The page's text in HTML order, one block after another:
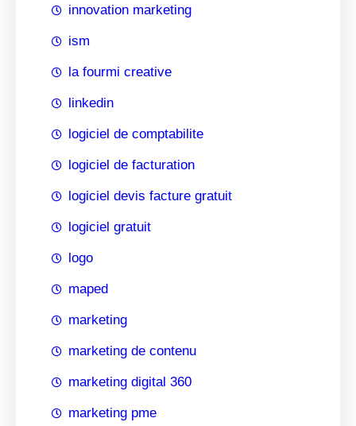
innovation marketing
ism
la fourmi creative
linkedin
logiciel de comptabilite
logiciel de facturation
logiciel devis facture gratuit
logiciel gratuit
logo
maped
marketing
marketing de contenu
marketing digital 360
marketing pme